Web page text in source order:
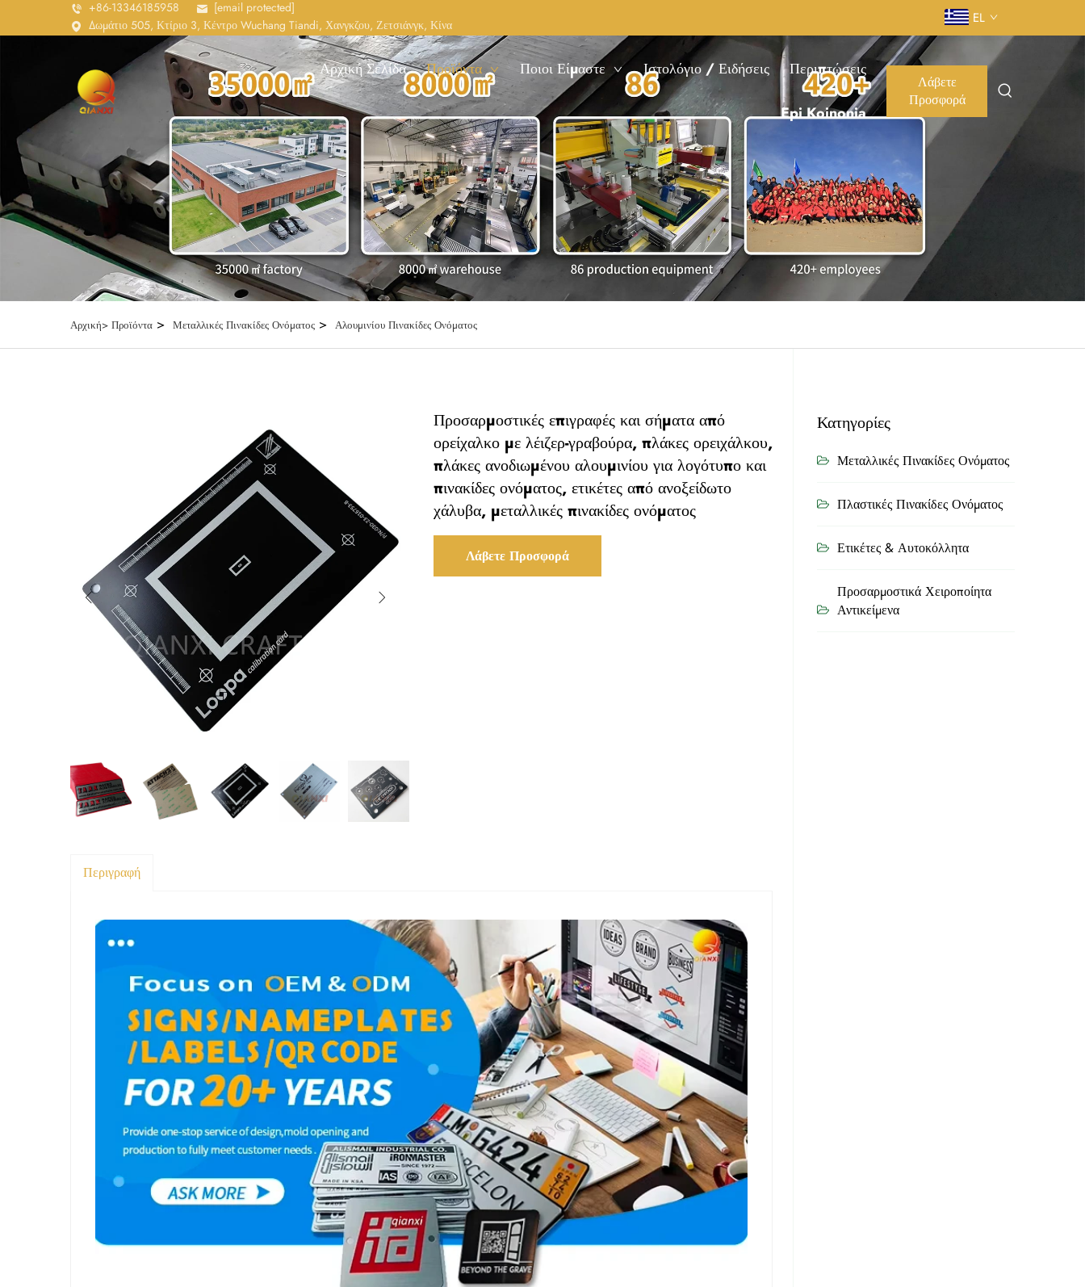
+86-13346185958
[email protected]
Δωμάτιο 505, Κτίριο 3, Κέντρο Wuchang Tiandi, Χανγκζου, Ζετσιάνγκ, Κίνα
EL
Αρχική Σελίδα Προϊόντα Ποιοι Είμαστε Ιστολόγιο / Ειδήσεις Περιπτώσεις
Epi Koinonia
Λάβετε
Προσφορά
Αρχική> Προϊόντα > Μεταλλικές Πινακίδες Ονόματος > Αλουμινίου Πινακίδες Ονόματος
Προσαρμοστικές επιγραφές και σήματα από
ορείχαλκο με λέιζερ-γραβούρα, πλάκες ορειχάλκου,
πλάκες ανοδιωμένου αλουμινίου για λογότυπο και
πινακίδες ονόματος, ετικέτες από ανοξείδωτο
χάλυβα, μεταλλικές πινακίδες ονόματος
Λάβετε Προσφορά
Περιγραφή
Κατηγορίες
Μεταλλικές Πινακίδες Ονόματος
Πλαστικές Πινακίδες Ονόματος
Ετικέτες & Αυτοκόλλητα
Προσαρμοστικά Χειροποίητα
Αντικείμενα